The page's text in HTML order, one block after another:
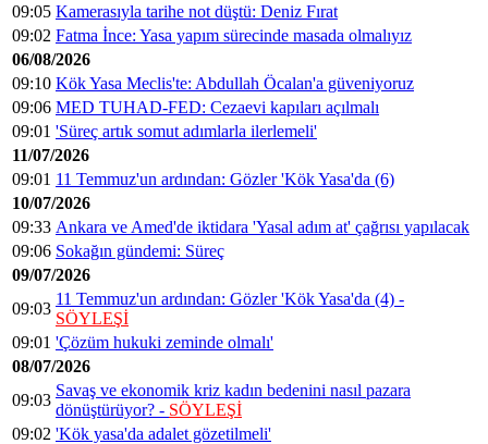
09:05 Kamerasıyla tarihe not düştü: Deniz Fırat
09:02 Fatma İnce: Yasa yapım sürecinde masada olmalıyız
06/08/2026
09:10 Kök Yasa Meclis'te: Abdullah Öcalan'a güveniyoruz
09:06 MED TUHAD-FED: Cezaevi kapıları açılmalı
09:01 'Süreç artık somut adımlarla ilerlemeli'
11/07/2026
09:01 11 Temmuz'un ardından: Gözler 'Kök Yasa'da (6)
10/07/2026
09:33 Ankara ve Amed'de iktidara 'Yasal adım at' çağrısı yapılacak
09:06 Sokağın gündemi: Süreç
09/07/2026
09:03
11 Temmuz'un ardından: Gözler 'Kök Yasa'da (4) -
SÖYLEŞİ
09:01 'Çözüm hukuki zeminde olmalı'
08/07/2026
09:03
Savaş ve ekonomik kriz kadın bedenini nasıl pazara
dönüştürüyor? - SÖYLEŞİ
09:02 'Kök yasa'da adalet gözetilmeli'